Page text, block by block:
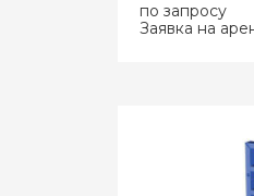
по запросу
Заявка на